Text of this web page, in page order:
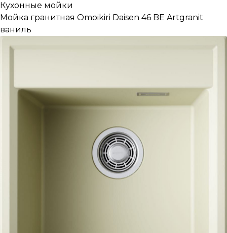
Кухонные мойки
Мойка гранитная Omoikiri Daisen 46 BE Artgranit
ваниль